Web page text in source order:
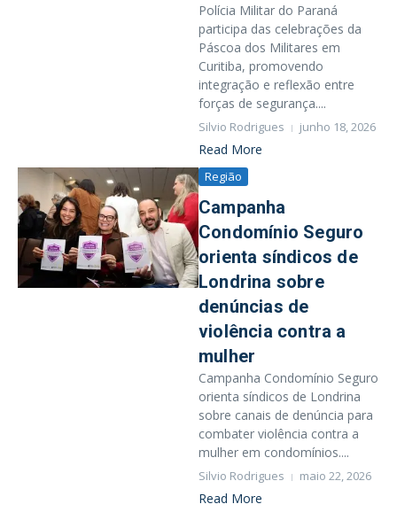
Polícia Militar do Paraná
participa das celebrações da
Páscoa dos Militares em
Curitiba, promovendo
integração e reflexão entre
forças de segurança....
Silvio Rodrigues junho 18, 2026
Read More
Região
Campanha
Condomínio Seguro
orienta síndicos de
Londrina sobre
denúncias de
violência contra a
mulher
Campanha Condomínio Seguro
orienta síndicos de Londrina
sobre canais de denúncia para
combater violência contra a
mulher em condomínios....
Silvio Rodrigues maio 22, 2026
Read More